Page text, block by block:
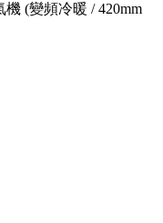
(變頻冷暖 / 420mm